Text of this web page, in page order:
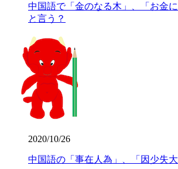
中国語で「金のなる木」、「お金
と言う？
2020/10/26
中国語の「事在人為」、「因少失